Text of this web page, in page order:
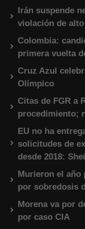
Irán suspende
violación de
Colombia:
primera vuelta
Cruz Azul
Olímpico
Citas de FGR a
procedimiento;
EU no ha
solicitudes de
desde 2018:
Murieron el año
por sobredosis
Morena va por
por caso CIA